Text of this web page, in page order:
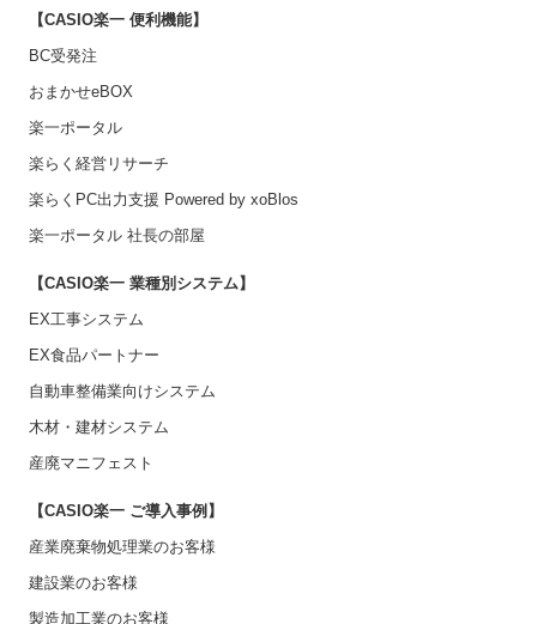
【CASIO楽一 便利機能】
BC受発注
おまかせeBOX
楽一ポータル
楽らく経営リサーチ
楽らくPC出力支援 Powered by xoBlos
楽一ポータル 社長の部屋
【CASIO楽一 業種別システム】
EX工事システム
EX食品パートナー
自動車整備業向けシステム
木材・建材システム
産廃マニフェスト
【CASIO楽一 ご導入事例】
産業廃棄物処理業のお客様
建設業のお客様
製造加工業のお客様